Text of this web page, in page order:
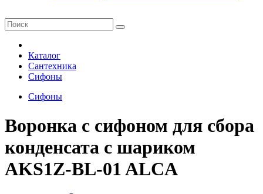
Каталог
Сантехника
Сифоны
Сифоны
Воронка с сифоном для сбора
конденсата с шариком
AKS1Z-BL-01 ALCA